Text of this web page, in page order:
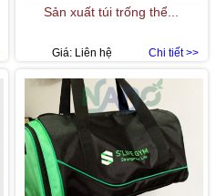
Sản xuất túi trống thể...
Chi tiết >>
Giá: Liên hệ